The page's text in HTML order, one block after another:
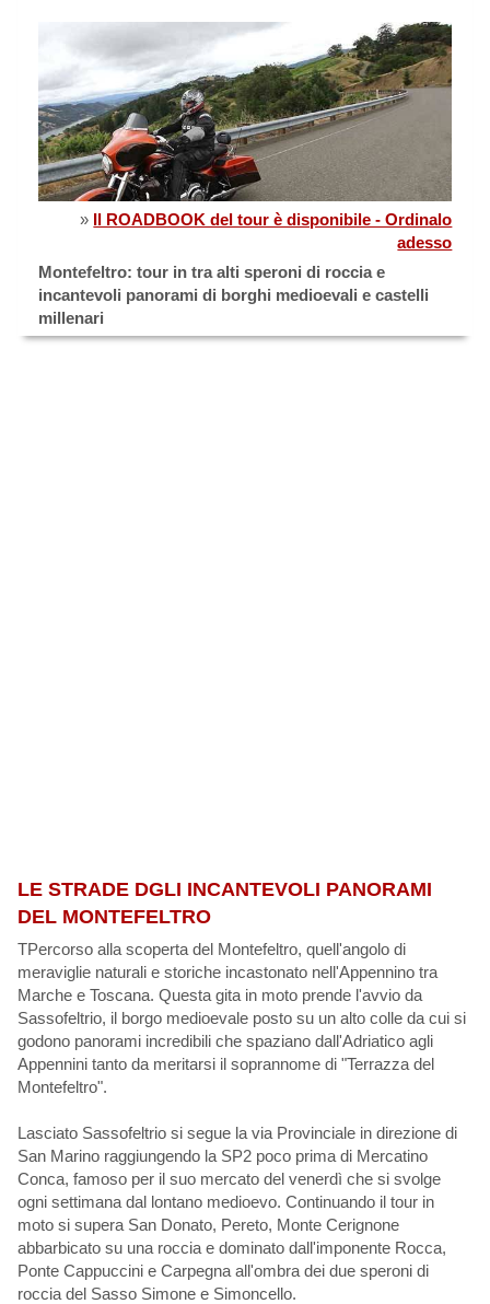
» Il ROADBOOK del tour è disponibile - Ordinalo
adesso
Montefeltro: tour in tra alti speroni di roccia e
incantevoli panorami di borghi medioevali e castelli
millenari
LE STRADE DGLI INCANTEVOLI PANORAMI
DEL MONTEFELTRO
TPercorso alla scoperta del Montefeltro, quell'angolo di
meraviglie naturali e storiche incastonato nell'Appennino tra
Marche e Toscana. Questa gita in moto prende l'avvio da
Sassofeltrio, il borgo medioevale posto su un alto colle da cui si
godono panorami incredibili che spaziano dall'Adriatico agli
Appennini tanto da meritarsi il soprannome di "Terrazza del
Montefeltro".
Lasciato Sassofeltrio si segue la via Provinciale in direzione di
San Marino raggiungendo la SP2 poco prima di Mercatino
Conca, famoso per il suo mercato del venerdì che si svolge
ogni settimana dal lontano medioevo. Continuando il tour in
moto si supera San Donato, Pereto, Monte Cerignone
abbarbicato su una roccia e dominato dall'imponente Rocca,
Ponte Cappuccini e Carpegna all'ombra dei due speroni di
roccia del Sasso Simone e Simoncello.